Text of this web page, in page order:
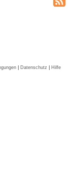
| Datenschutz | Hilfe